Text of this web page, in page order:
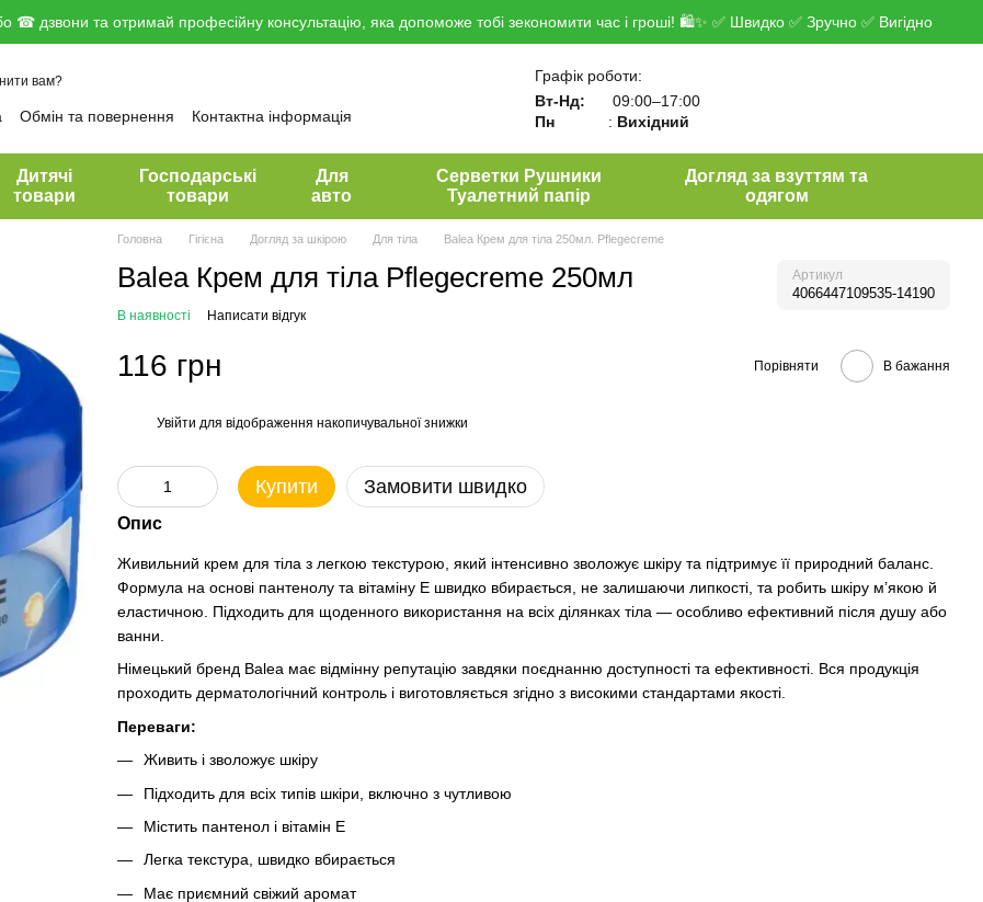
та отримай професійну консультацію, яка допоможе тобі зекономити час і гроші! 🛍✨ ✅ Швидко ✅ Зручно ✅ Вигідно
вам?
Обмін та повернення
Контактна інформація
Графік роботи:
Вт-Нд:
09:00–17:00
Пн
: Вихідний
Дитячі
товари
Господарські
товари
Для
авто
Серветки Рушники
Туалетний папір
Догляд за взуттям та
одягом
Головна Гігієна Догляд за шкірою Для тіла Balea Крем для тіла 250мл. Pflegecreme
Balea Крем для тіла Pflegecreme 250мл Артикул
4066447109535-14190
В наявності Написати відгук
116 грн Порівняти В бажання
Увійти для відображення накопичувальної знижки
Купити Замовити швидко
Опис
Живильний крем для тіла з легкою текстурою, який інтенсивно зволожує шкіру та підтримує її природний баланс.
Формула на основі пантенолу та вітаміну Е швидко вбирається, не залишаючи липкості, та робить шкіру м’якою й
еластичною. Підходить для щоденного використання на всіх ділянках тіла — особливо ефективний після душу або
ванни.
Німецький бренд Balea має відмінну репутацію завдяки поєднанню доступності та ефективності. Вся продукція
проходить дерматологічний контроль і виготовляється згідно з високими стандартами якості.
Переваги:
Живить і зволожує шкіру
Підходить для всіх типів шкіри, включно з чутливою
Містить пантенол і вітамін Е
Легка текстура, швидко вбирається
Має приємний свіжий аромат